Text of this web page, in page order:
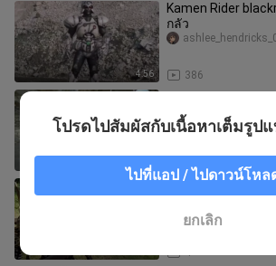
4:56
Kamen Rider
กลัว
386
รวมตัวกัน, จักรพรร
Gedorion กลายเป็
155
ดาบคาเมนไรเดอร์
4
โปรดไปสัมผัสกับเนื้อหาเต็มรูป
ไปที่แอป / ไปดาวน์โหล
ยกเลิก